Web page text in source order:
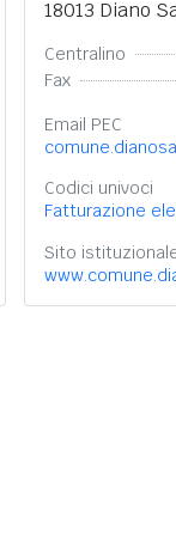
18013 Diano
Centralino
Fax
Email PEC
Codici univoci
Fatturazione
Sito